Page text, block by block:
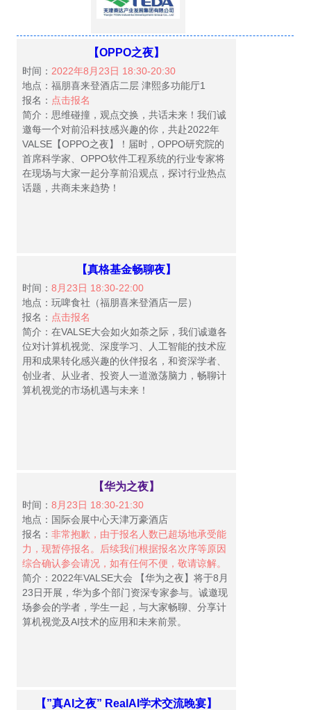
【OPPO之夜】
时间： 2022年8月23日 18:30-20:30
地点：福朋喜来登酒店二层 津熙多功能厅1
报名： 点击报名
简介：思维碰撞，观点交换，共话未来！我们诚
邀每一个对前沿科技感兴趣的你，共赴2022年
VALSE【OPPO之夜】！届时，OPPO研究院的
首席科学家、OPPO软件工程系统的行业专家将
在现场与大家一起分享前沿观点，探讨行业热点
话题，共商未来趋势！
【真格基金畅聊夜】
时间：8月23日 18:30-22:00
地点：玩啤食社（福朋喜来登酒店一层）
报名： 点击报名
简介：在VALSE大会如火如荼之际，我们诚邀各
位对计算机视觉、深度学习、人工智能的技术应
用和成果转化感兴趣的伙伴报名，和资深学者、
创业者、从业者、投资人一道激荡脑力，畅聊计
算机视觉的市场机遇与未来！
【华为之夜】
时间：8月23日 18:30-21:30
地点：国际会展中心天津万豪酒店
报名：非常抱歉，由于报名人数已超场地承受能
力，现暂停报名。后续我们根据报名次序等原因
综合确认参会请况，如有任何不便，敬请谅解。
简介：2022年VALSE大会 【华为之夜】将于8月
23日开展，华为多个部门资深专家参与。诚邀现
场参会的学者，学生一起，与大家畅聊、分享计
算机视觉及AI技术的应用和未来前景。
【”真AI之夜” RealAI学术交流晚宴】